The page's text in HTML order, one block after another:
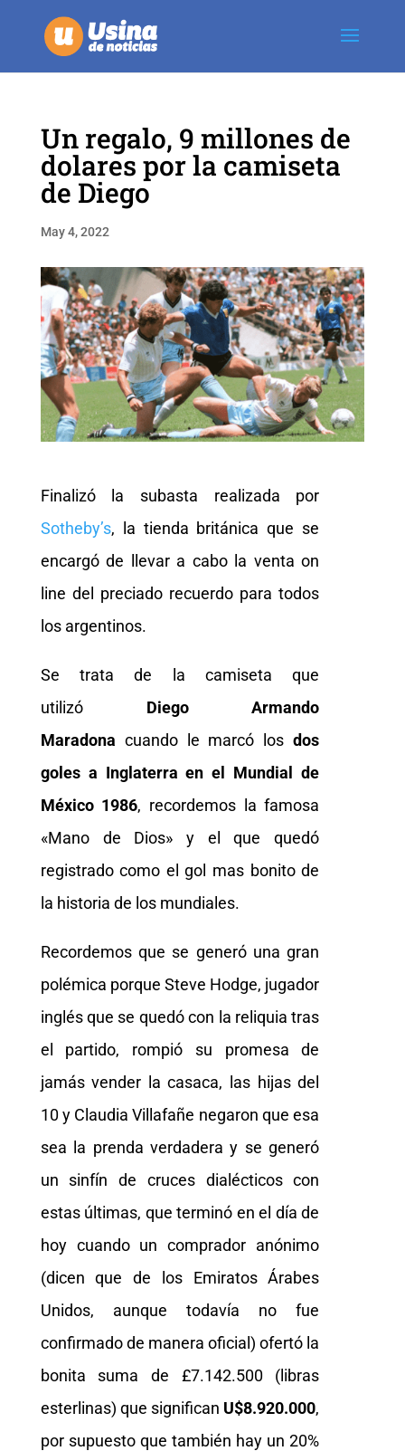
Un regalo, 9 millones de
dolares por la camiseta
de Diego
May 4, 2022
Finalizó la subasta realizada por
Sotheby’s, la tienda británica que se
encargó de llevar a cabo la venta on
line del preciado recuerdo para todos
los argentinos.
Se trata de la camiseta que
utilizó Diego Armando
Maradona cuando le marcó losdos
goles a Inglaterra en el Mundial de
México 1986, recordemos la famosa
«Mano de Dios» y el que quedó
registrado como el gol mas bonito de
la historia de los mundiales.
Recordemos que se generó una gran
polémica porque Steve Hodge, jugador
inglés que se quedó con la reliquia tras
el partido, rompió su promesa de
jamás vender la casaca, las hijas del
10 y Claudia Villafañe negaron que esa
sea la prenda verdadera y se generó
un sinfín de cruces dialécticos con
estas últimas, que terminó en el día de
hoy cuando un comprador anónimo
(dicen que de los Emiratos Árabes
Unidos, aunque todavía no fue
confirmado de manera oficial) ofertó la
bonita suma de £7.142.500 (libras
esterlinas) que significan U$8.920.000,
por supuesto que también hay un 20%